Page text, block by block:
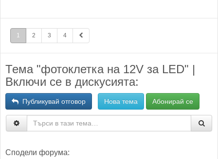
1 2 3 4
Тема "фотоклетка на 12V за LED" |
Включи се в дискусията:
Публикувай отговор Нова тема Абонирай се
Сподели форума: